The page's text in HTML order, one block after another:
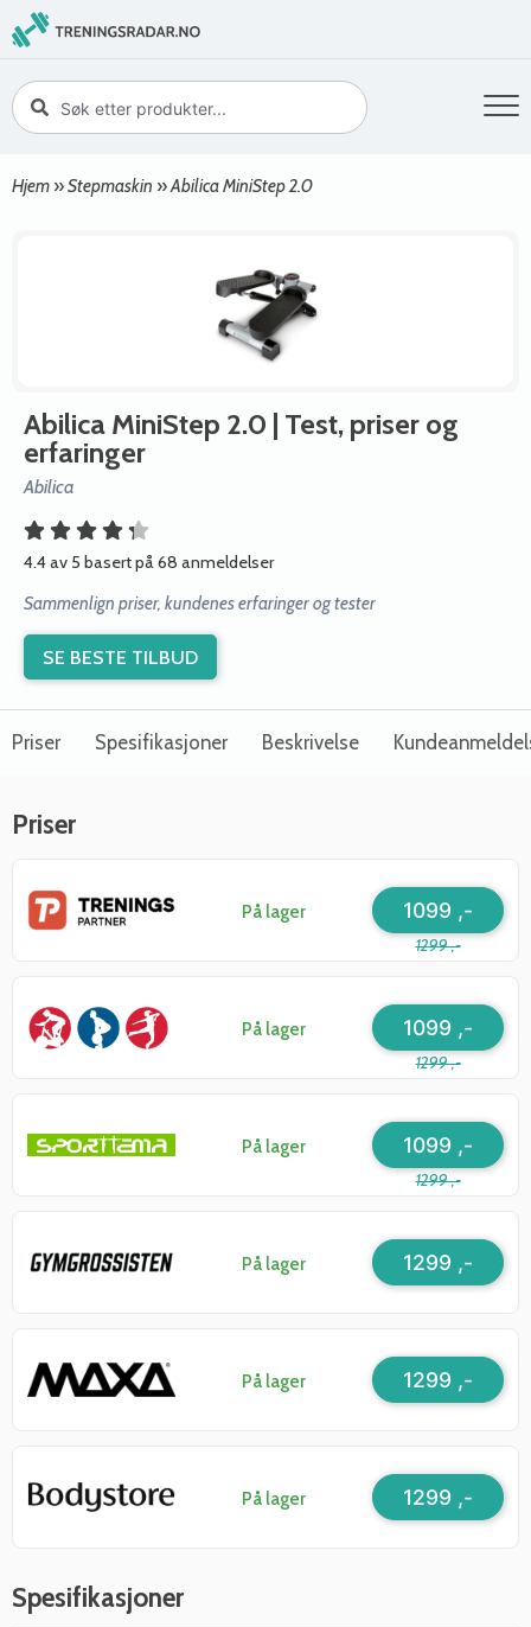
Hjem »Stepmaskin »Abilica MiniStep 2.0
Abilica MiniStep 2.0 | Test, priser og
erfaringer
Abilica
4.4 av 5 basert på 68 anmeldelser
Sammenlign priser, kundenes erfaringer og tester
SE BESTE TILBUD
Priser Spesifikasjoner Beskrivelse
Priser
På lager
1299 ,-
1099 ,-
På lager
1299 ,-
1099 ,-
På lager
1299 ,-
1099 ,-
På lager 1299 ,-
På lager 1299 ,-
På lager 1299 ,-
Spesifikasjoner